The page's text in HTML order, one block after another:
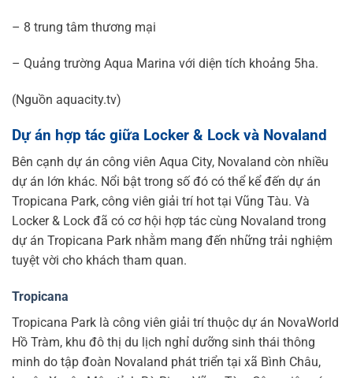
– 8 trung tâm thương mại
– Quảng trường Aqua Marina với diện tích khoảng 5ha.
(Nguồn aquacity.tv)
Dự án hợp tác giữa Locker & Lock và Novaland
Bên cạnh dự án công viên Aqua City, Novaland còn nhiều
dự án lớn khác. Nổi bật trong số đó có thể kể đến dự án
Tropicana Park, công viên giải trí hot tại Vũng Tàu. Và
Locker & Lock đã có cơ hội hợp tác cùng Novaland trong
dự án Tropicana Park nhằm mang đến những trải nghiệm
tuyệt vời cho khách tham quan.
Tropicana
Tropicana Park là công viên giải trí thuộc dự án NovaWorld
Hồ Tràm, khu đô thị du lịch nghỉ dưỡng sinh thái thông
minh do tập đoàn Novaland phát triển tại xã Bình Châu,